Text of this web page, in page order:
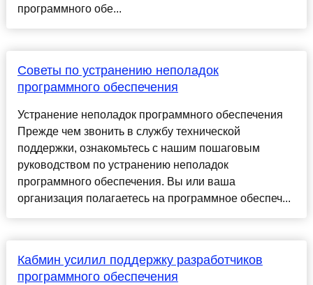
программного обе...
Советы по устранению неполадок
программного обеспечения
Устранение неполадок программного обеспечения
Прежде чем звонить в службу технической
поддержки, ознакомьтесь с нашим пошаговым
руководством по устранению неполадок
программного обеспечения. Вы или ваша
организация полагаетесь на программное обеспеч...
Кабмин усилил поддержку разработчиков
программного обеспечения